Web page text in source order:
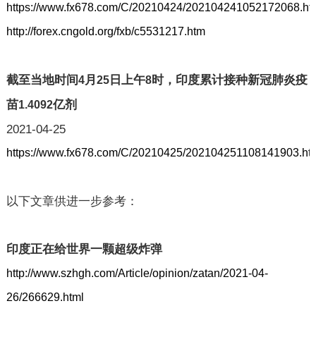
https://www.fx678.com/C/20210424/
http://forex.cngold.org/fxb/c5531217.htm
截至当地时间4月25日上午8时，印度累计接种新冠肺炎疫
苗1.4092亿剂
2021-04-25
https://www.fx678.com/C/20210425/
以下文章供进一步参考：
印度正在给世界一颗超级炸弹
http://www.szhgh.com/Article/opinion/zatan/2021-04-
26/266629.html